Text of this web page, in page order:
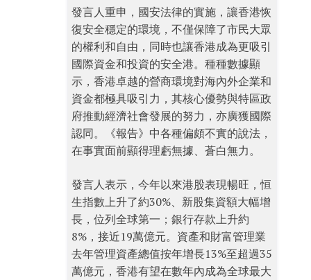
發言人重申，國安法律的實施，讓香港恢
復安全穩定的環境，不僅保障了市民大眾
的權利和自由，同時也讓香港成為更吸引
國際資金和投資的安全港。種種數據顯
示，香港卓越的營商環境對海內外企業和
資金都極具吸引力，其核心優勢與特區政
府推動經濟社會發展的努力，亦廣獲國際
認同。《報告》中各種偏頗不實的說法，
在事實面前顯得理虧無據、蒼白無力。
發言人表示，今年以來港股表現暢旺，恒
生指數上升了約30%、新股集資額大幅增
長，位列全球第一；銀行存款上升約
8%，接近19萬億元。資產和財富管理業
去年管理資產總值按年增長13%至超過35
萬億元，香港有望在數年內成為全球最大